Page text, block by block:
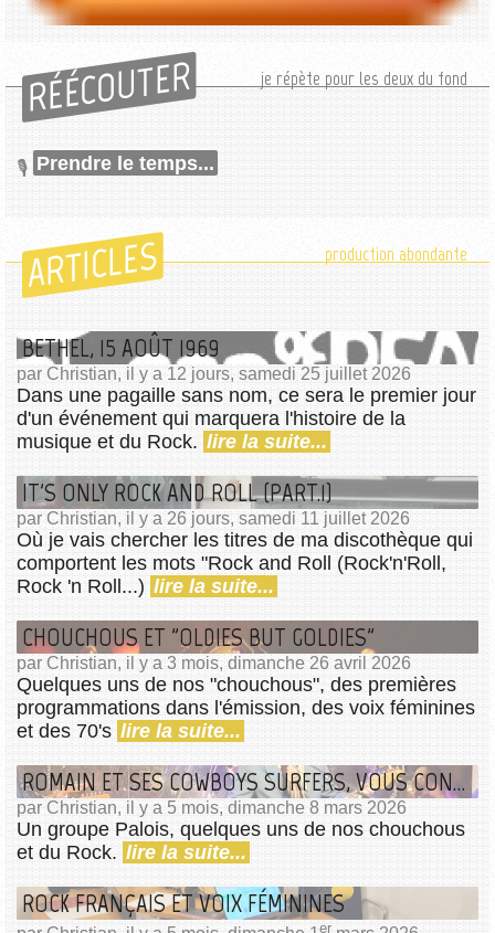
RÉÉCOUTER je répète pour les deux du fond
Prendre le temps...
ARTICLES production abondante
BETHEL, 15 AOÛT 1969
par Christian, il y a 12 jours, samedi 25 juillet 2026
Dans une pagaille sans nom, ce sera le premier jour
d'un événement qui marquera l'histoire de la
musique et du Rock. lire la suite...
IT'S ONLY ROCK AND ROLL (PART.1)
par Christian, il y a 26 jours, samedi 11 juillet 2026
Où je vais chercher les titres de ma discothèque qui
comportent les mots "Rock and Roll (Rock'n'Roll,
Rock 'n Roll...) lire la suite...
CHOUCHOUS ET "OLDIES BUT GOLDIES"
par Christian, il y a 3 mois, dimanche 26 avril 2026
Quelques uns de nos "chouchous", des premières
programmations dans l'émission, des voix féminines
et des 70's lire la suite...
ROMAIN ET SES COWBOYS SURFERS, VOUS CONNAISSEZ ?
par Christian, il y a 5 mois, dimanche 8 mars 2026
Un groupe Palois, quelques uns de nos chouchous
et du Rock. lire la suite...
ROCK FRANÇAIS ET VOIX FÉMININES
er